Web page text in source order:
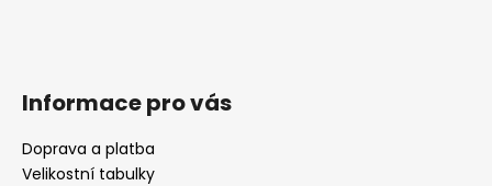
Informace pro vás
Doprava a platba
Velikostní tabulky